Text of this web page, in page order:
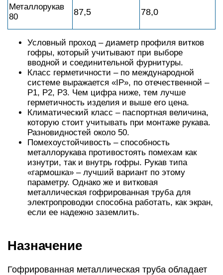
Металлорукав
80
87,5 78,0
Условный проход – диаметр профиля витков
гофры, который учитывают при выборе
вводной и соединительной фурнитуры.
Класс герметичности – по международной
системе выражается «IP», по отечественной –
P1, P2, P3. Чем цифра ниже, тем лучше
герметичность изделия и выше его цена.
Климатический класс – паспортная величина,
которую стоит учитывать при монтаже рукава.
Разновидностей около 50.
Помехоустойчивость – способность
металлорукава противостоять помехам как
изнутри, так и внутрь гофры. Рукав типа
«гармошка» – лучший вариант по этому
параметру. Однако же и витковая
металлическая гофрированная труба для
электропроводки способна работать, как экран,
если ее надежно заземлить.
Назначение
Гофрированная металлическая труба обладает